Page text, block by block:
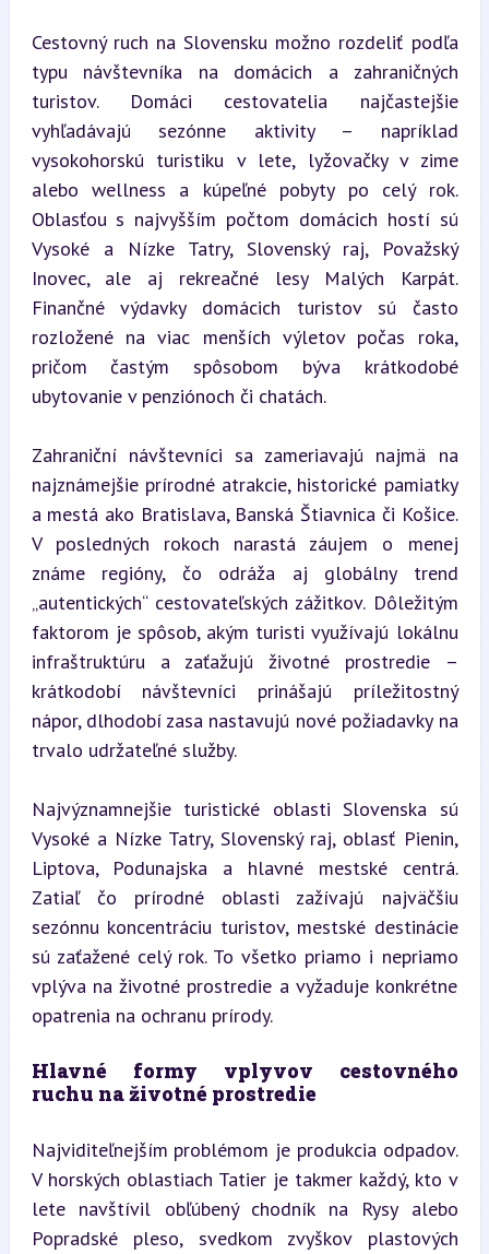
Cestovný ruch na Slovensku možno rozdeliť podľa
typu návštevníka na domácich a zahraničných
turistov. Domáci cestovatelia najčastejšie
vyhľadávajú sezónne aktivity – napríklad
vysokohorskú turistiku v lete, lyžovačky v zime
alebo wellness a kúpeľné pobyty po celý rok.
Oblasťou s najvyšším počtom domácich hostí sú
Vysoké a Nízke Tatry, Slovenský raj, Považský
Inovec, ale aj rekreačné lesy Malých Karpát.
Finančné výdavky domácich turistov sú často
rozložené na viac menších výletov počas roka,
pričom častým spôsobom býva krátkodobé
ubytovanie v penziónoch či chatách.
Zahraniční návštevníci sa zameriavajú najmä na
najznámejšie prírodné atrakcie, historické pamiatky
a mestá ako Bratislava, Banská Štiavnica či Košice.
V posledných rokoch narastá záujem o menej
známe regióny, čo odráža aj globálny trend
„autentických“ cestovateľských zážitkov. Dôležitým
faktorom je spôsob, akým turisti využívajú lokálnu
infraštruktúru a zaťažujú životné prostredie –
krátkodobí návštevníci prinášajú príležitostný
nápor, dlhodobí zasa nastavujú nové požiadavky na
trvalo udržateľné služby.
Najvýznamnejšie turistické oblasti Slovenska sú
Vysoké a Nízke Tatry, Slovenský raj, oblasť Pienin,
Liptova, Podunajska a hlavné mestské centrá.
Zatiaľ čo prírodné oblasti zažívajú najväčšiu
sezónnu koncentráciu turistov, mestské destinácie
sú zaťažené celý rok. To všetko priamo i nepriamo
vplýva na životné prostredie a vyžaduje konkrétne
opatrenia na ochranu prírody.
Hlavné formy vplyvov cestovného
ruchu na životné prostredie
Najviditeľnejším problémom je produkcia odpadov.
V horských oblastiach Tatier je takmer každý, kto v
lete navštívil obľúbený chodník na Rysy alebo
Popradské pleso, svedkom zvyškov plastových